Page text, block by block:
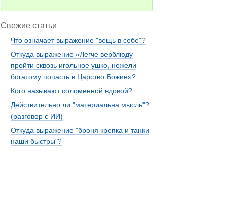
Свежие статьи
Что означает выражение "вещь в себе"?
Откуда выражение «Легче верблюду
пройти сквозь игольное ушко, нежели
богатому попасть в Царство Божие»?
Кого называют соломенной вдовой?
Действительно ли "материальна мысль"?
(разговор с ИИ)
Откуда выражение "броня крепка и танки
наши быстры"?